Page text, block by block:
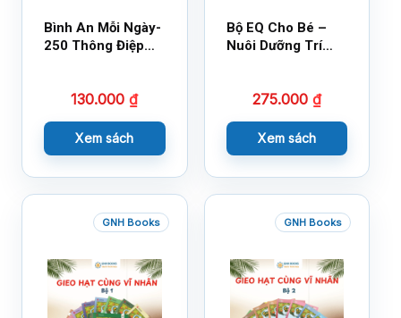
Bình An Mỗi Ngày-
250 Thông Điệp
130.000₫
Xem sách
Bộ EQ Cho Bé –
Nuôi Dưỡng Trí
275.000 ₫
Xem sách
GNH Books GNH Books